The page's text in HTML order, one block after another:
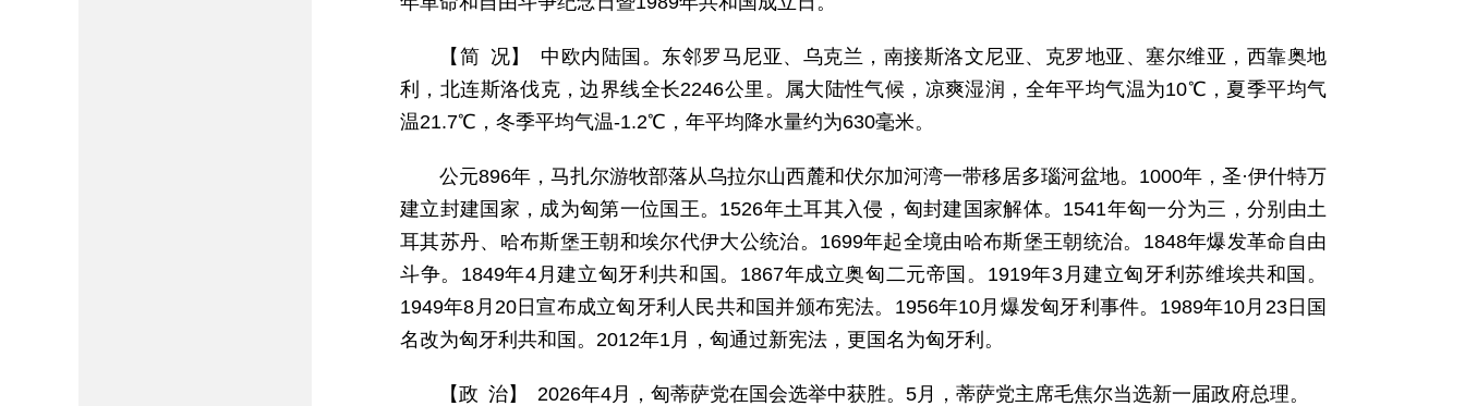
【简 况】 中欧内陆国。东邻罗马尼亚、乌克兰，南接斯洛文尼亚、克罗地亚、塞尔维亚，西靠奥地
利，北连斯洛伐克，边界线全长2246公里。属大陆性气候，凉爽湿润，全年平均气温为10℃，夏季平均气
温21.7℃，冬季平均气温-1.2℃，年平均降水量约为630毫米。
公元896年，马扎尔游牧部落从乌拉尔山西麓和伏尔加河湾一带移居多瑙河盆地。1000年，圣·伊什特万
建立封建国家，成为匈第一位国王。1526年土耳其入侵，匈封建国家解体。1541年匈一分为三，分别由土
耳其苏丹、哈布斯堡王朝和埃尔代伊大公统治。1699年起全境由哈布斯堡王朝统治。1848年爆发革命自由
斗争。1849年4月建立匈牙利共和国。1867年成立奥匈二元帝国。1919年3月建立匈牙利苏维埃共和国。
1949年8月20日宣布成立匈牙利人民共和国并颁布宪法。1956年10月爆发匈牙利事件。1989年10月23日国
名改为匈牙利共和国。2012年1月，匈通过新宪法，更国名为匈牙利。
【政 治】 2026年4月，匈蒂萨党在国会选举中获胜。5月，蒂萨党主席毛焦尔当选新一届政府总理。